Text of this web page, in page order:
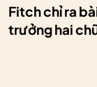
Fitch chỉ ra
trưởng hai